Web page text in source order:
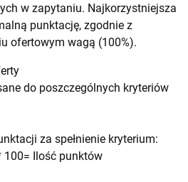
w zapytaniu. Najkorzystniejsza
punktację, zgodnie z
ofertowym wagą (100%).
do poszczególnych kryteriów
za spełnienie kryterium:
100= Ilość punktów